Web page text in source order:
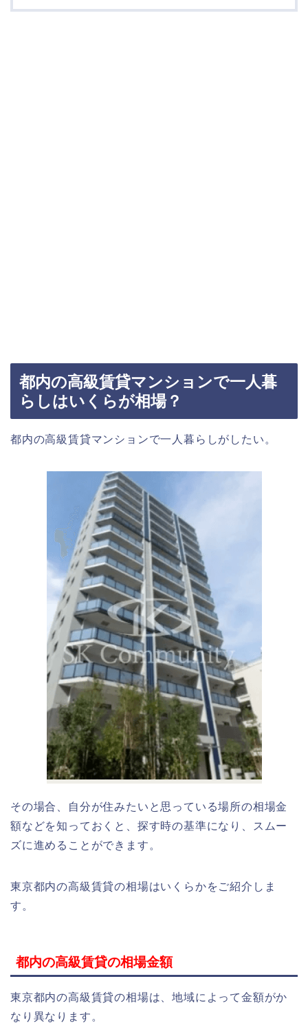
都内の高級賃貸マンションで一人暮
らしはいくらが相場？
都内の高級賃貸マンションで一人暮らしがしたい。
その場合、自分が住みたいと思っている場所の相場金
額などを知っておくと、探す時の基準になり、スムー
ズに進めることができます。
東京都内の高級賃貸の相場はいくらかをご紹介しま
す。
都内の高級賃貸の相場金額
東京都内の高級賃貸の相場は、地域によって金額がか
なり異なります。